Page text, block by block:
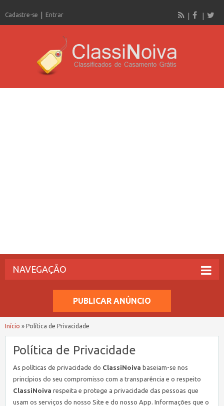
Cadastre-se Entrar
NAVEGAÇÃO
PUBLICAR ANÚNCIO
Início » Política de Privacidade
Política de Privacidade
As políticas de privacidade do ClassiNoiva baseiam-se nos
princípios do seu compromisso com a transparência e o respeito
ClassiNoiva respeita e protege a privacidade das pessoas que
usam os serviços do nosso Site e do nosso App. Informações que o